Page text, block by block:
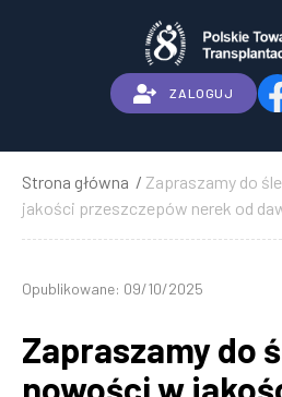
ZALOGUJ
Ścieżka
nawigacyjna
Strona główna
Zapraszamy do
jakości przeszczepów nerek od
Opublikowane: 09/10/2025
Zapraszamy do
nowości w